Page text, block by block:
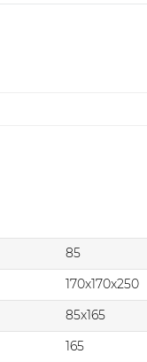
85
170x170x250
85x165
165